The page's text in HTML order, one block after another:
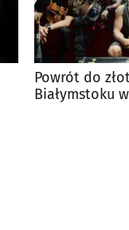
Powrót do
Białymstoku